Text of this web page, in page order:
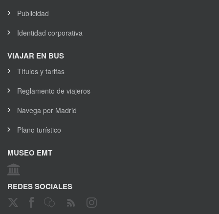
Publicidad
Identidad corporativa
VIAJAR EN BUS
Títulos y tarifas
Reglamento de viajeros
Navega por Madrid
Plano turístico
MUSEO EMT
REDES SOCIALES